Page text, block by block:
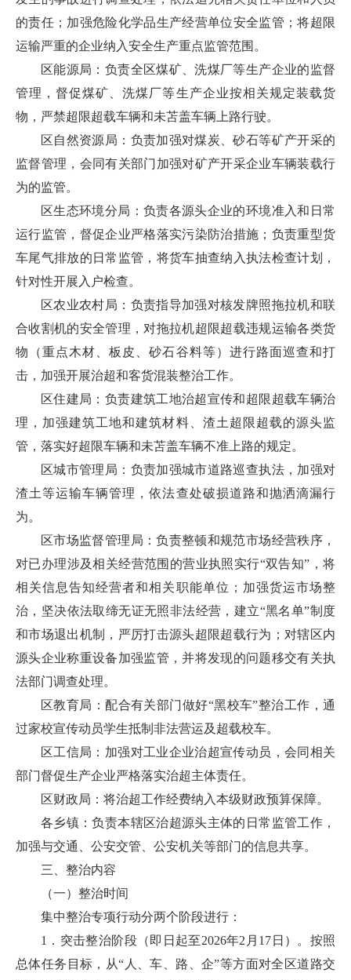
的责任；加强危险化学品生产经营单位安全监管；将超限
运输严重的企业纳入安全生产重点监管范围。
区能源局：负责全区煤矿、洗煤厂等生产企业的监督
管理，督促煤矿、洗煤厂等生产企业按相关规定装载货
物，严禁超限超载车辆和未苫盖车辆上路行驶。
区自然资源局：负责加强对煤炭、砂石等矿产开采的
监督管理，会同有关部门加强对矿产开采企业车辆装载行
为的监管。
区生态环境分局：负责各源头企业的环境准入和日常
运行监管，督促企业严格落实污染防治措施；负责重型货
车尾气排放的日常监管，将货车抽查纳入执法检查计划，
针对性开展入户检查。
区农业农村局：负责指导加强对核发牌照拖拉机和联
合收割机的安全管理，对拖拉机超限超载违规运输各类货
物（重点木材、板皮、砂石谷料等）进行路面巡查和打
击，加强开展治超和客货混装整治工作。
区住建局：负责建筑工地治超宣传和超限超载车辆治
理，加强建筑工地和建筑材料、渣土超限超载的源头监
管，落实好超限车辆和未苫盖车辆不准上路的规定。
区城市管理局：负责加强城市道路巡查执法，加强对
渣土等运输车辆管理，依法查处破损道路和抛洒滴漏行
为。
区市场监督管理局：负责整顿和规范市场经营秩序，
对已办理涉及相关经营范围的营业执照实行“双告知”，将
相关信息告知经营者和相关职能单位；加强货运市场整
治，坚决依法取缔无证无照非法经营，建立“黑名单”制度
和市场退出机制，严厉打击源头超限超载行为；对辖区内
源头企业称重设备加强监管，并将发现的问题移交有关执
法部门调查处理。
区教育局：配合有关部门做好“黑校车”整治工作，通
过家校宣传动员学生抵制非法营运及超载校车。
区工信局：加强对工业企业治超宣传动员，会同相关
部门督促生产企业严格落实治超主体责任。
区财政局：将治超工作经费纳入本级财政预算保障。
各乡镇：负责本辖区治超源头主体的日常监管工作，
加强与交通、公安交管、公安机关等部门的信息共享。
三、整治内容
（一）整治时间
集中整治专项行动分两个阶段进行：
1．突击整治阶段（即日起至2026年2月17日）。按照
总体任务目标，从“人、车、路、企”等方面对全区道路交